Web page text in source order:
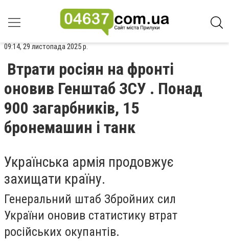
09:14, 29 листопада 2025 р.
Втрати росіян на фронті
оновив Генштаб ЗСУ . Понад
900 загарбників, 15
бронемашин і танк
Українська армія продовжує
захищати країну.
Генеральний штаб Збройних сил
України оновив статистику втрат
російських окупантів.